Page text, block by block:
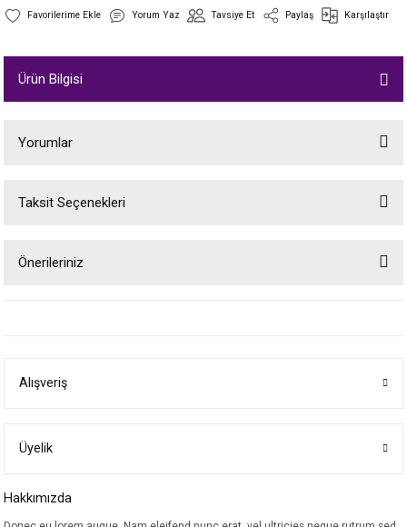
Yorum Yaz Tavsiye Et Paylaş Karşılaştır
Ürün Bilgisi
Yorumlar
Taksit Seçenekleri
Önerileriniz
Ürün bilgilerinde hatalar bulunuyor.
Bu ürüne benzer farklı alternatifler olmalı.
Alışveriş
Üyelik
Hakkımızda